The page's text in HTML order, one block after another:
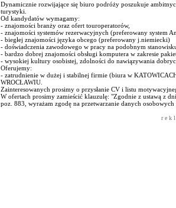
Dynamicznie rozwijające się biuro podróży poszukuje
turystyki.
Od kandydatów wymagamy:
- znajomości branży oraz ofert touroperatorów,
- znajomości systemów rezerwacyjnych (preferowany system
- biegłej znajomości języka obcego (preferowany j.niemiecki)
- doświadczenia zawodowego w pracy na podobnym
- bardzo dobrej znajomości obsługi komputera w zakresie
- wysokiej kultury osobistej, zdolności do nawiązywania
Oferujemy:
- zatrudnienie w dużej i stabilnej firmie (biura w
WROCŁAWIU.
Zainteresowanych prosimy o przysłanie CV i listu
W ofertach prosimy zamieścić klauzulę: "Zgodnie z ustawą z
poz. 883, wyrażam zgodę na przetwarzanie danych
r e k l